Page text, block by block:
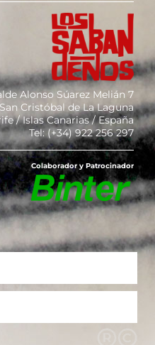
Alonso Súarez Melián 7
Cristóbal de La Laguna
/ Islas Canarias / España
Tel: (+34) 922 256 297
Colaborador y Patrocinador